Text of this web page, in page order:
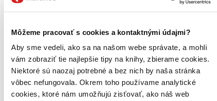
Môžeme pracovať s cookies a kontaktnými údajmi?
Aby sme vedeli, ako sa na našom webe správate, a mohli
vám zobraziť tie najlepšie tipy na knihy, zbierame cookies.
Niektoré sú naozaj potrebné a bez nich by naša stránka
vôbec nefungovala. Okrem toho používame analytické
cookies, ktoré nám umožňujú zisťovať, ako náš web